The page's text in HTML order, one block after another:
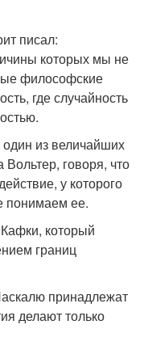
писал:
которых мы не
философские
где случайность
из величайших
говоря, что
у которого
понимаем ее.
который
границ
принадлежат
делают только